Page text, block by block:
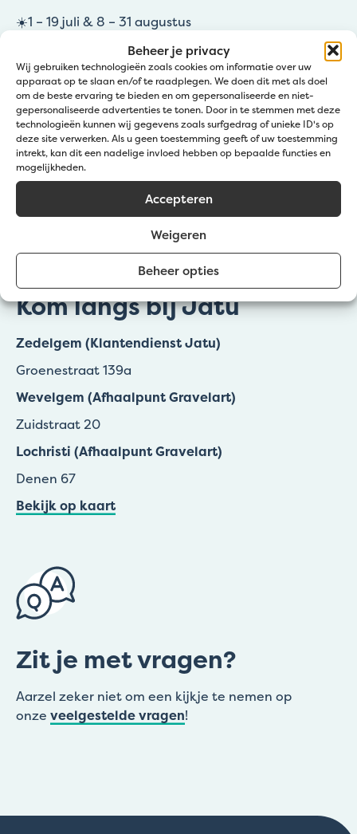
Beheer je privacy
Wij gebruiken technologieën zoals cookies om informatie over uw
apparaat op te slaan en/of te raadplegen. We doen dit met als doel
om de beste ervaring te bieden en om gepersonaliseerde en niet-
gepersonaliseerde advertenties te tonen. Door in te stemmen met deze
technologieën kunnen wij gegevens zoals surfgedrag of unieke ID's op
deze site verwerken. Als u geen toestemming geeft of uw toestemming
intrekt, kan dit een nadelige invloed hebben op bepaalde functies en
mogelijkheden.
Accepteren
Weigeren
Beheer opties
☀️1 – 19 juli & 8 – 31 augustus
☀️20 juli – 7 augustus
🕖 09:00 – 12:00 | 12:30 – 15:30 uur
Zaterdagen wel open in Zedelgem: 4/07, 11/07 &
29/08
08:00 – 11:45
Kom langs bij Jatu
Zedelgem (Klantendienst Jatu)
Groenestraat 139a
Wevelgem (Afhaalpunt Gravelart)
Zuidstraat 20
Lochristi (Afhaalpunt Gravelart)
Denen 67
Bekijk op kaart
Zit je met vragen?
Aarzel zeker niet om een kijkje te nemen op
onze veelgestelde vragen!